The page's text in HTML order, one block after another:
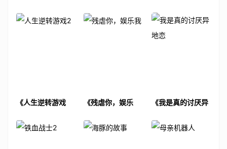
《人生逆转游戏
《残虐你，娱乐
《我是真的讨厌异
案